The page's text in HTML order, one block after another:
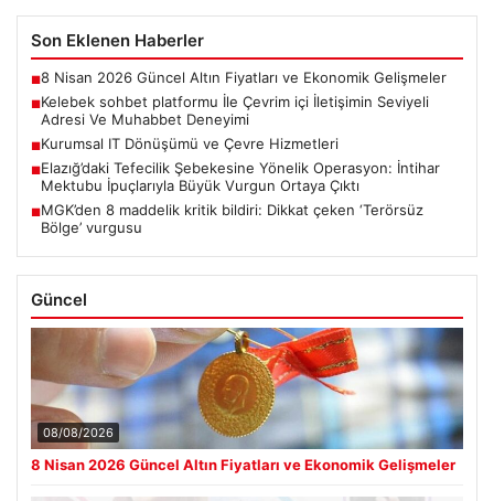
Son Eklenen Haberler
■8 Nisan 2026 Güncel Altın Fiyatları ve Ekonomik Gelişmeler
■Kelebek sohbet platformu İle Çevrim içi İletişimin Seviyeli
Adresi Ve Muhabbet Deneyimi
■Kurumsal IT Dönüşümü ve Çevre Hizmetleri
■Elazığ’daki Tefecilik Şebekesine Yönelik Operasyon: İntihar
Mektubu İpuçlarıyla Büyük Vurgun Ortaya Çıktı
■MGK’den 8 maddelik kritik bildiri: Dikkat çeken ‘Terörsüz
Bölge’ vurgusu
Güncel
08/08/2026
8 Nisan 2026 Güncel Altın Fiyatları ve Ekonomik Gelişmeler